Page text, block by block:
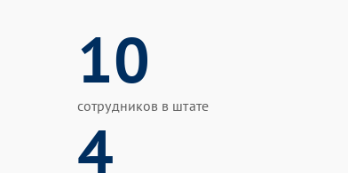
10
сотрудников в штате
4